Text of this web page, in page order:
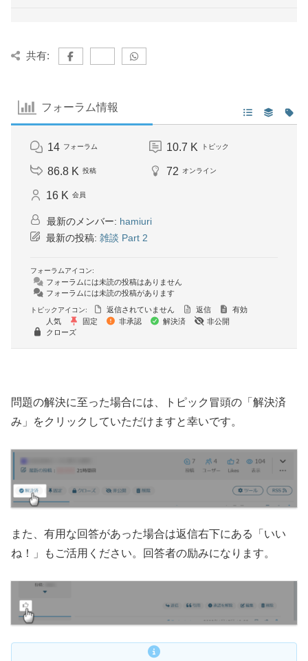
共有:
フォーラム情報
14 フォーラム 10.7 K トピック
86.8 K 投稿 72 オンライン
16 K 会員
最新のメンバー: hamiuri
最新の投稿: 雑談 Part 2
フォーラムアイコン:
フォーラムには未読の投稿はありません
フォーラムには未読の投稿があります
トピックアイコン: 返信されていません 返信
有効
人気
固定 非承認 解決済
非公開
クローズ
問題の解決に至った場合には、トピック冒頭の「解決済
み」をクリックしていただけますと幸いです。
また、有用な回答があった場合は返信右下にある「いい
ね！」もご活用ください。回答者の励みになります。